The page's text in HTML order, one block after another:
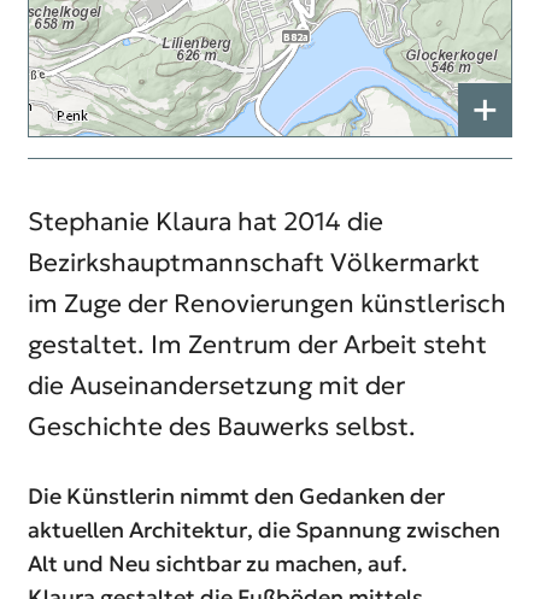
+
Stephanie Klaura hat 2014 die
Bezirkshauptmannschaft Völkermarkt
im Zuge der Renovierungen künstlerisch
gestaltet. Im Zentrum der Arbeit steht
die Auseinandersetzung mit der
Geschichte des Bauwerks selbst.
Die Künstlerin nimmt den Gedanken der
aktuellen Architektur, die Spannung zwischen
Alt und Neu sichtbar zu machen, auf.